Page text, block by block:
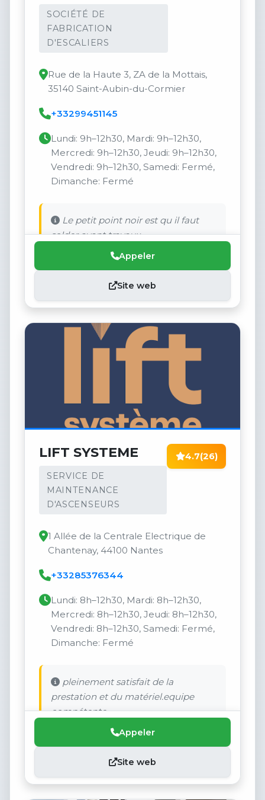
SOCIÉTÉ DE
FABRICATION
D'ESCALIERS
Rue de la Haute 3, ZA de la Mottais,
35140 Saint-Aubin-du-Cormier
+33299451145
Lundi: 9h–12h30, Mardi: 9h–12h30,
Mercredi: 9h–12h30, Jeudi: 9h–12h30,
Vendredi: 9h–12h30, Samedi: Fermé,
Dimanche: Fermé
Le petit point noir est qu il faut
solder avant travaux.
Appeler
Site web
LIFT SYSTEME
SERVICE DE
MAINTENANCE
D'ASCENSEURS
4.7(26)
1 Allée de la Centrale Electrique de
Chantenay, 44100 Nantes
+33285376344
Lundi: 8h–12h30, Mardi: 8h–12h30,
Mercredi: 8h–12h30, Jeudi: 8h–12h30,
Vendredi: 8h–12h30, Samedi: Fermé,
Dimanche: Fermé
pleinement satisfait de la
prestation et du matériel.equipe
compétente
Appeler
Site web